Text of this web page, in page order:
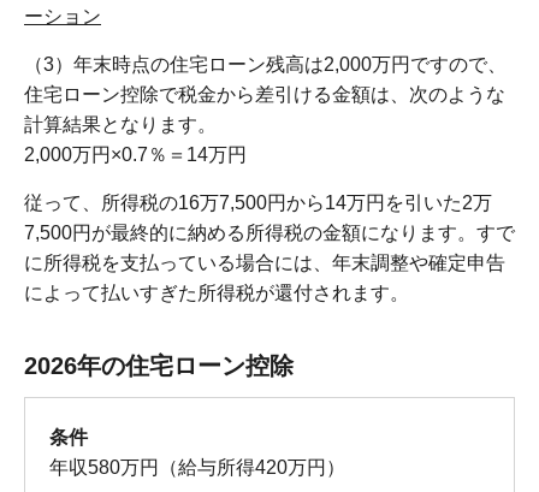
ーション
（3）年末時点の住宅ローン残高は2,000万円ですので、
住宅ローン控除で税金から差引ける金額は、次のような
計算結果となります。
2,000万円×0.7％＝14万円
従って、所得税の16万7,500円から14万円を引いた2万
7,500円が最終的に納める所得税の金額になります。すで
に所得税を支払っている場合には、年末調整や確定申告
によって払いすぎた所得税が還付されます。
2026年の住宅ローン控除
条件
年収580万円（給与所得420万円）